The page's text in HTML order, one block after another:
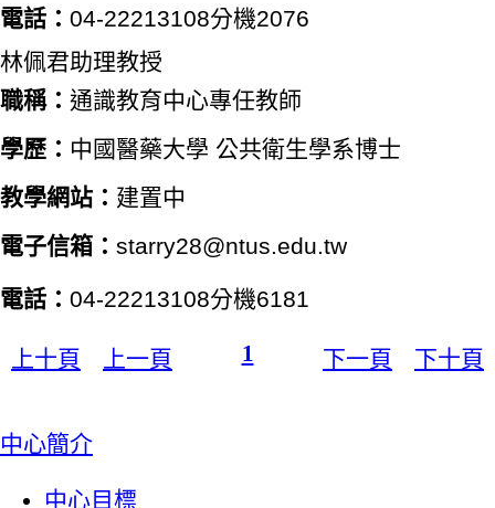
電話： 04-22213108分機2076
林佩君助理教授
職稱： 通識教育中心專任教師
學歷： 中國醫藥大學 公共衛生學系博士
教學網站： 建置中
電子信箱： starry28@ntus.edu.tw
電話： 04-22213108分機6181
上十頁 上一頁 下一頁 下十頁
1
中心簡介
中心目標